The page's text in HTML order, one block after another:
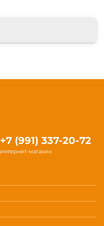
+7 (991) 337-20-72
интернет-магазин